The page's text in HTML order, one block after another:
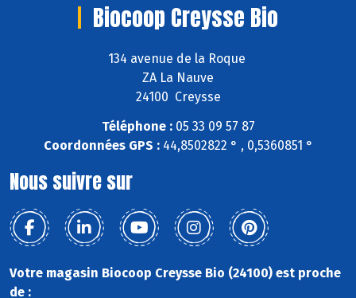
Biocoop Creysse Bio
134 avenue de la Roque
ZA La Nauve
24100 Creysse
Téléphone :05 33 09 57 87
Coordonnées GPS :44,8502822 ° , 0,5360851 °
Nous suivre sur
Votre magasin Biocoop Creysse Bio (24100) est proche
de :